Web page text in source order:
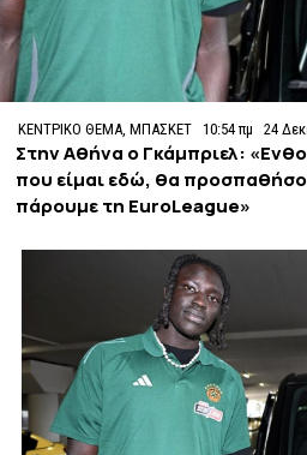
ΚΕΝΤΡΙΚΟ ΘΕΜΑ ,ΜΠΑΣΚΕΤ 10:54 πμ 24
Στην Αθήνα ο Γκάμπριελ:
που είμαι εδώ, θα
πάρουμε τη EuroLeague»